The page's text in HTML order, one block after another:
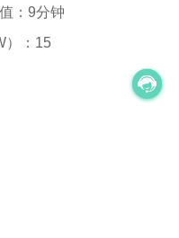
：9分钟
）：15